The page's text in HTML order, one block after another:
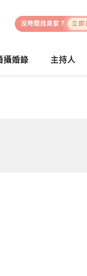
沒時間找商家？ 立即
攝婚錄 主持人